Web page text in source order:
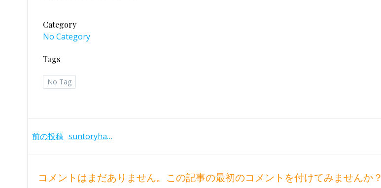
Category
No Category
Tags
No Tag
Post
前の投稿 suntoryhall-tonhalle-20260519
コメントはまだありません。この記事の最初のコメントを付けてみませんか？